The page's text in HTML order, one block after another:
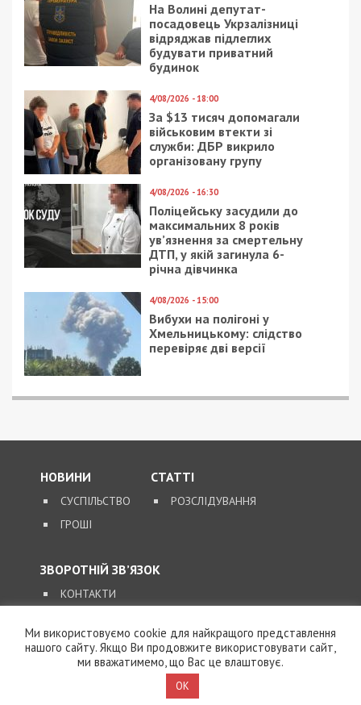
На Волині депутат-
посадовець Укрзалізниці
відряджав підлеглих
будувати приватний
будинок
4/08/2026 - 18:00
За $13 тисяч допомагали
військовим втекти зі
служби: ДБР викрило
організовану групу
4/08/2026 - 16:30
Поліцейську засудили до
максимальних 8 років
ув’язнення за смертельну
ДТП, у якій загинула 6-
річна дівчинка
4/08/2026 - 15:00
Вибухи на полігоні у
Хмельницькому: слідство
перевіряє дві версії
НОВИНИ
СУСПІЛЬСТВО
ГРОШІ
СТАТТІ
РОЗСЛІДУВАННЯ
ЗВОРОТНІЙ ЗВ’ЯЗОК
КОНТАКТИ
SUPPORT@49000.COM.UA
© 2026, ВСІ ПРАВА ЗАХИЩЕНІ
Ми використовуємо cookie для найкращого представлення
нашого сайту. Якщо Ви продовжите використовувати сайт,
ми вважатимемо, що Вас це влаштовує.
OK